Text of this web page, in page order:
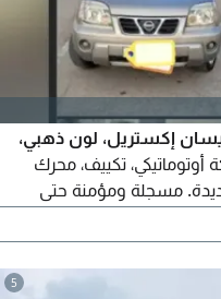
إكستريل، لون ذهبي،
حركة أوتوماتيكي، تكييف، محرك
مسجلة ومؤمنة حتى
5